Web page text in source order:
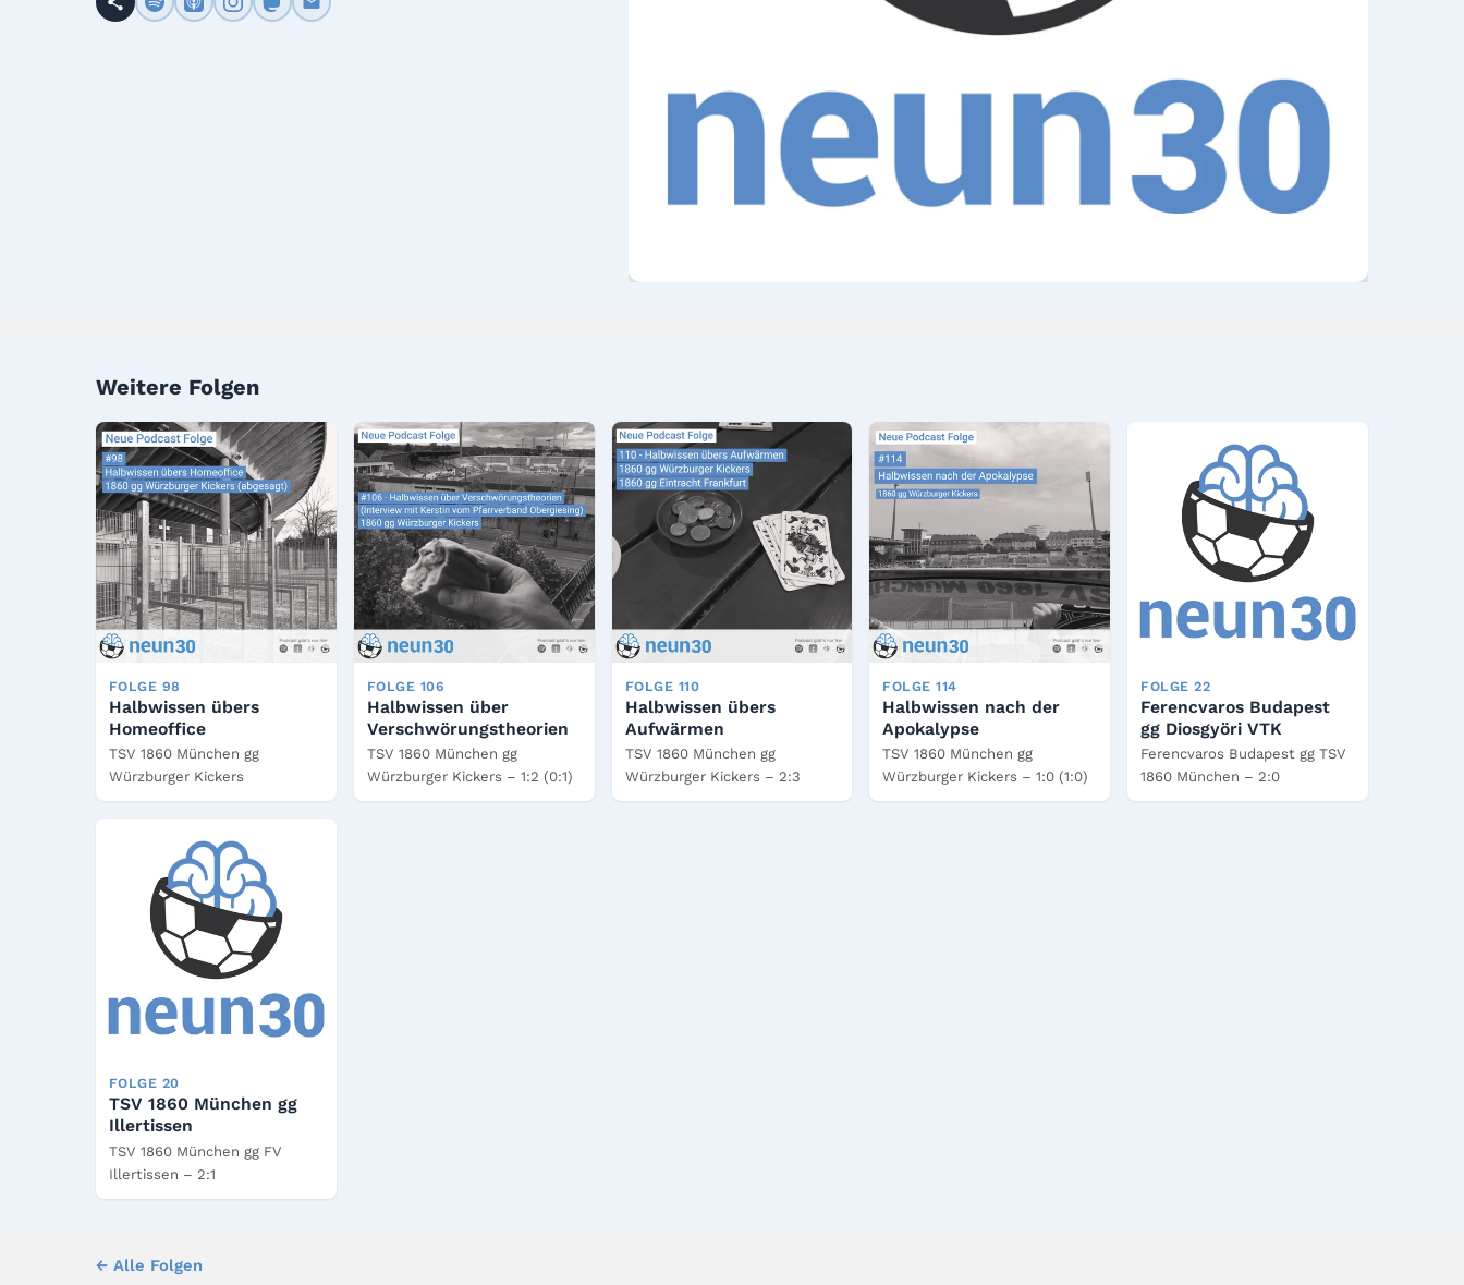
Weitere Folgen
FOLGE 98
Halbwissen übers
Homeoffice
TSV 1860 München gg
Würzburger Kickers
FOLGE 106
Halbwissen über
Verschwörungstheorien
TSV 1860 München gg
Würzburger Kickers – 1:2 (0:1)
FOLGE 110
Halbwissen übers
Aufwärmen
TSV 1860 München gg
Würzburger Kickers – 2:3
FOLGE 114
Halbwissen nach der
Apokalypse
TSV 1860 München gg
Würzburger Kickers – 1:0 (1:0)
FOLGE 22
Ferencvaros Budapest
gg Diosgyöri VTK
Ferencvaros Budapest gg TSV
1860 München – 2:0
FOLGE 20
TSV 1860 München gg
Illertissen
TSV 1860 München gg FV
Illertissen – 2:1
← Alle Folgen